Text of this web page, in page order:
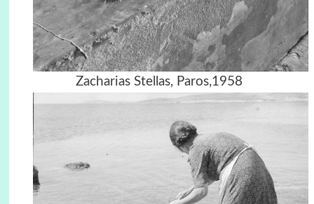
Zacharias Stellas, Paros,1958